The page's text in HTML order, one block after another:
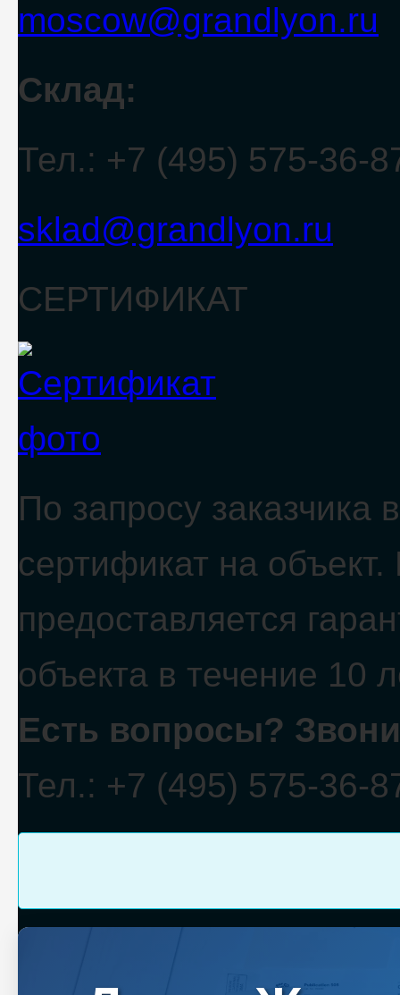
moscow@grandlyon.ru
Склад:
Тел.: +7 (495) 575-36-
sklad@grandlyon.ru
СЕРТИФИКАТ
По запросу заказчика
сертификат на
предоставляется
объекта в течение 10
Есть вопросы?
Тел.: +7 (495) 575-36-